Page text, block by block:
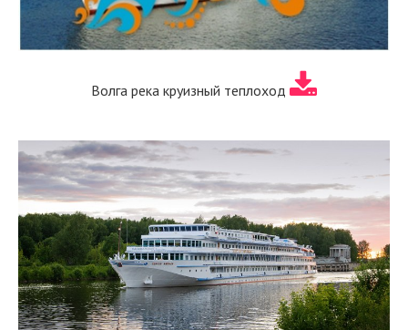
Волга река круизный теплоход